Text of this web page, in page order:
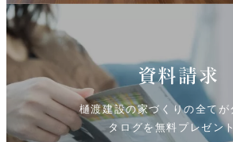
資料請求
樋渡建設の家づくりの全てが
タログを無料プレゼント